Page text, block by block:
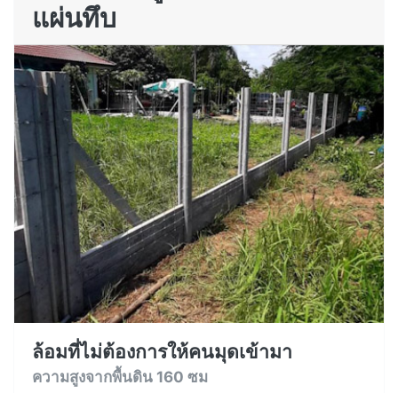
แผ่นทึบ
ล้อมที่ไม่ต้องการให้คนมุดเข้ามา
ความสูงจากพื้นดิน 160 ซม